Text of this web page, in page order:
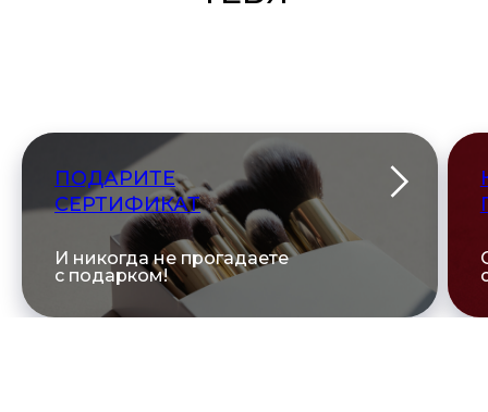
ПОДАРИТЕ
СЕРТИФИКАТ
И никогда не прогадаете
с подарком!